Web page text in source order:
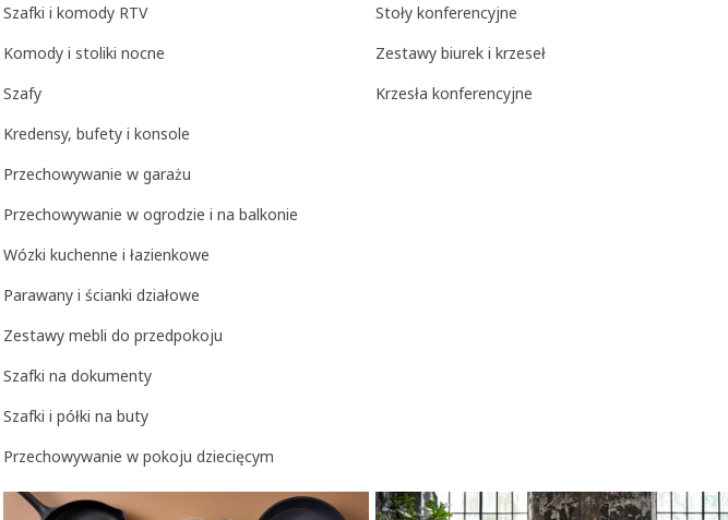
Szafki i komody RTV
Komody i stoliki nocne
Szafy
Kredensy, bufety i konsole
Przechowywanie w garażu
Przechowywanie w ogrodzie i na balkonie
Wózki kuchenne i łazienkowe
Parawany i ścianki działowe
Zestawy mebli do przedpokoju
Szafki na dokumenty
Szafki i półki na buty
Przechowywanie w pokoju dziecięcym
Stoły konferencyjne
Zestawy biurek i krzeseł
Krzesła konferencyjne